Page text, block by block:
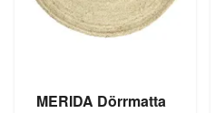
MERIDA Dörrmatta